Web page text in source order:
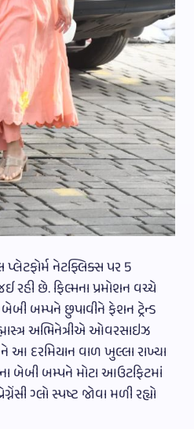
પ્લેટફોર્મ નેટફ્લિક્સ પર 5
રહી છે. ફિલ્મના પ્રમોશન વચ્ચે
બમ્પને છુપાવીને ફેશન ટ્રેન્ડ
અભિનેત્રીએ ઓવરસાઇઝ
આ દરમિયાન વાળ ખુલ્લા રાખ્યા
બેબી બમ્પને મોટા આઉટફિટમાં
ગ્લો સ્પષ્ટ જોવા મળી રહ્યો